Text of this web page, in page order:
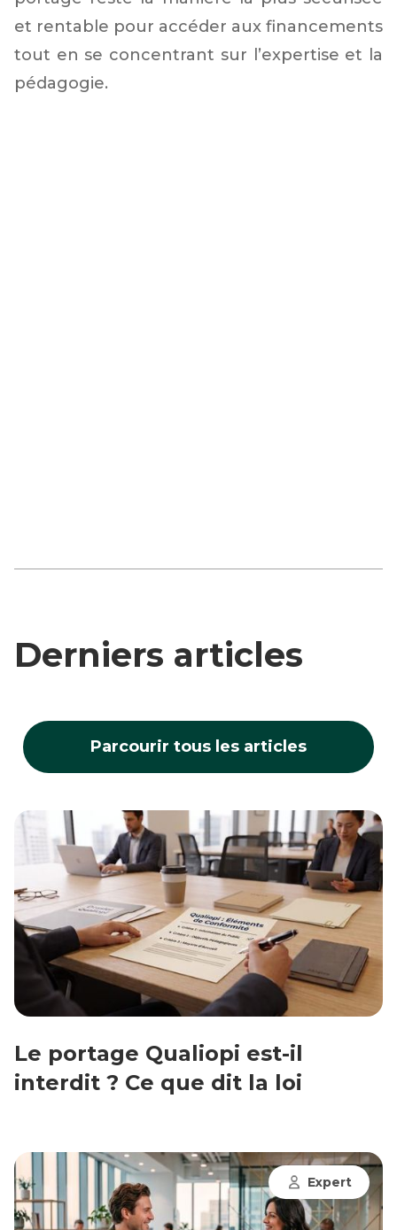
et rentable pour accéder aux financements
tout en se concentrant sur l’expertise et la
pédagogie.
Derniers articles
Parcourir tous les articles
Le portage Qualiopi est-il
interdit ? Ce que dit la loi
Expert